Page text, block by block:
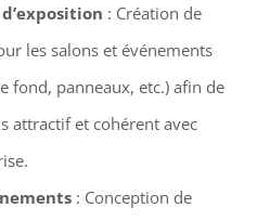
: Création de
les salons et événements
fond, panneaux, etc.) afin de
attractif et cohérent avec
: Conception de